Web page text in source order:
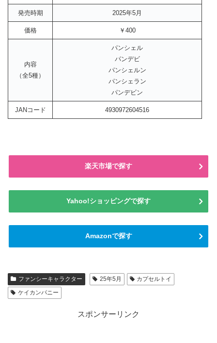
発売時期 2025年5月
価格 ￥400
内容
（全5種）
パンシェル
パンデビ
パンシェルン
パンシェラン
パンデビン
JANコード 4930972604516
楽天市場で探す
Yahoo!ショッピングで探す
Amazonで探す
ファンシーキャラクター 25年5月
カプセルトイ
ケイカンパニー
スポンサーリンク